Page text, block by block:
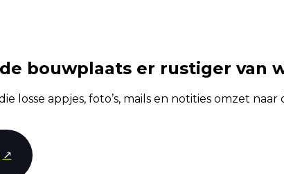
bouwplaats er rustiger van
losse appjes, foto’s, mails en notities omzet
↗